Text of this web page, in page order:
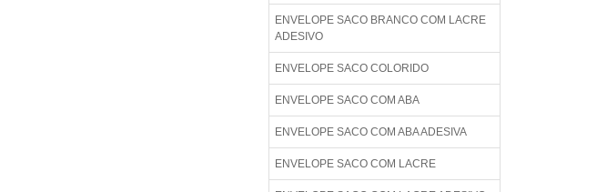
ENVELOPE SACO BRANCO COM LACRE
ADESIVO
ENVELOPE SACO COLORIDO
ENVELOPE SACO COM ABA
ENVELOPE SACO COM ABA ADESIVA
ENVELOPE SACO COM LACRE